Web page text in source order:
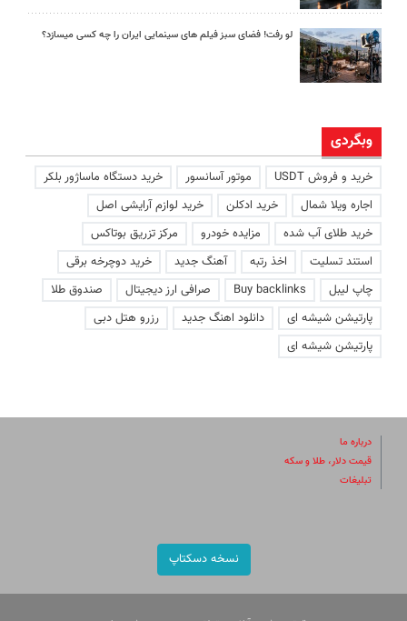
لو رفت! فضای سبز فیلم های سینمایی ایران را چه کسی میسازد؟
وبگردی
خرید و فروش USDT موتور آسانسور
خرید دستگاه ماساژور بلکر
اجاره ویلا شمال
خرید ادکلن
خرید لوازم آرایشی اصل
خرید طلای آب شده
مزایده خودرو
مرکز تزریق بوتاکس
استند تسلیت
اخذ رتبه آهنگ جدید
خرید دوچرخه برقی
چاپ لیبل
Buy backlinks صرافی ارز دیجیتال
صندوق طلا
پارتیشن شیشه ای
دانلود اهنگ جدید
رزرو هتل دبی
پارتیشن شیشه ای
درباره ما
قیمت دلار، طلا و سکه
تبلیغات
نسخه دسکتاپ